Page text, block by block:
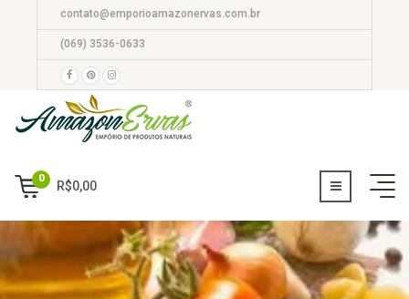
contato@emporioamazonervas.com.br
(069) 3536-0633
0
R$0,00